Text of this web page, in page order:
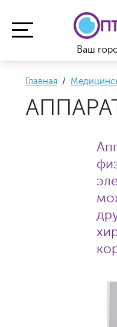
Ваш
Главная /